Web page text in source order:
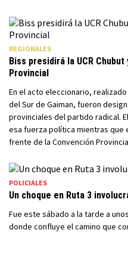
REGIONALES
Biss presidirá la UCR
Provincial
En el acto eleccionario,
del Sur de Gaiman, fueron
provinciales del partido radical.
esa fuerza política mientras que
frente de la Convención
POLICIALES
Un choque en Ruta 3
Fue este sábado a la tarde a
donde confluye el camino que